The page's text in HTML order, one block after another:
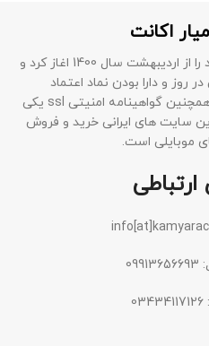
اکانت
وبسایت کامیار اکانت فعالیت خود را از اردیبهشت سال 1400 اغاز کرد و
از 50 سفارش در روز و دارا بودن نماد اعتماد
الکترونیکی،مجوز پرداخت امن و همچنین گواهینامه امنیتی ssl یکی
سایت های ایرانی خرید و فروش
موبایلی است.
ارتباطی